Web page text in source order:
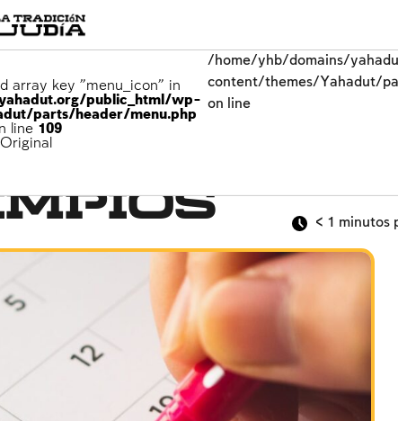
array key "menu_icon" in
public_html/wp-
parts/header/menu.php
line 109
Original
/home/yhb/domains/
content/themes/Yahadut/
on line
< 1 minutos